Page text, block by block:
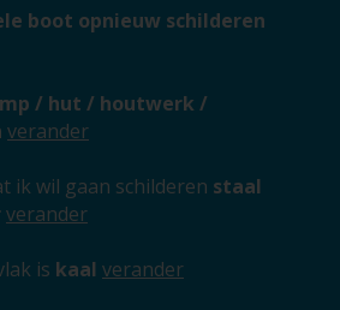
boot opnieuw schilderen
/ hut / houtwerk /
verander
ik wil gaan schilderen staal
verander
is kaal verander